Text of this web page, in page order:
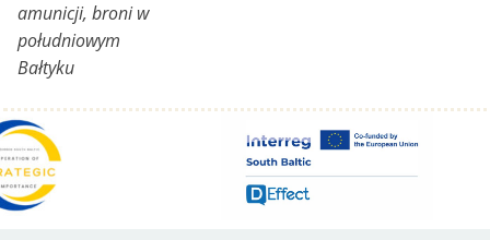
amunicji, broni w
południowym
Bałtyku